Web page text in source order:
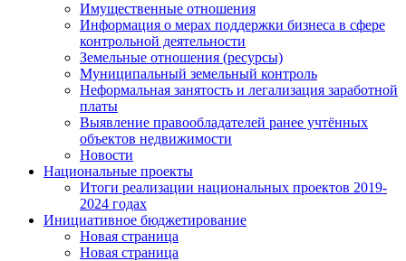
Имущественные отношения
Информация о мерах поддержки бизнеса в сфере
контрольной деятельности
Земельные отношения (ресурсы)
Муниципальный земельный контроль
Неформальная занятость и легализация заработной
платы
Выявление правообладателей ранее учтённых
объектов недвижимости
Новости
Национальные проекты
Итоги реализации национальных проектов 2019-
2024 годах
Инициативное бюджетирование
Новая страница
Новая страница